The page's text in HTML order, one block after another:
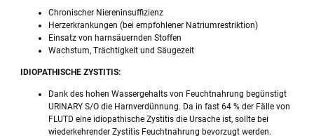
Chronischer Niereninsuffizienz
Herzerkrankungen (bei empfohlener Natriumrestriktion)
Einsatz von harnsäuernden Stoffen
Wachstum, Trächtigkeit und Säugezeit
IDIOPATHISCHE ZYSTITIS:
Dank des hohen Wassergehalts von Feuchtnahrung begünstigt
URINARY S/O die Harnverdünnung. Da in fast 64 % der Fälle von
FLUTD eine idiopathische Zystitis die Ursache ist, sollte bei
wiederkehrender Zystitis Feuchtnahrung bevorzugt werden.